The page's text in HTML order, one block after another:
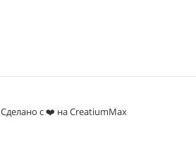
Сделано с ❤️ на CreatiumMax